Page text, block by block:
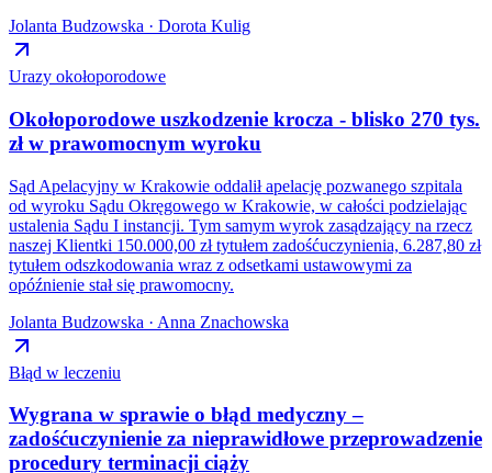
Jolanta Budzowska · Dorota Kulig
Urazy okołoporodowe
Okołoporodowe uszkodzenie krocza - blisko 270 tys.
zł w prawomocnym wyroku
Sąd Apelacyjny w Krakowie oddalił apelację pozwanego szpitala
od wyroku Sądu Okręgowego w Krakowie, w całości podzielając
ustalenia Sądu I instancji. Tym samym wyrok zasądzający na rzecz
naszej Klientki 150.000,00 zł tytułem zadośćuczynienia, 6.287,80 zł
tytułem odszkodowania wraz z odsetkami ustawowymi za
opóźnienie stał się prawomocny.
Jolanta Budzowska · Anna Znachowska
Błąd w leczeniu
Wygrana w sprawie o błąd medyczny –
zadośćuczynienie za nieprawidłowe przeprowadzenie
procedury terminacji ciąży